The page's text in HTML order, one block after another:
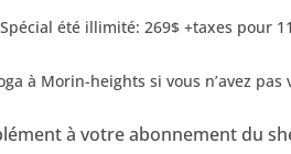
Spécial été illimité: 269$ +taxes pour
à Morin-heights si vous n’avez
à votre abonnement du